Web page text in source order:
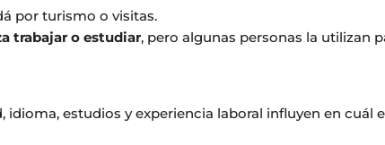
por turismo o visitas.
trabajar o estudiar, pero algunas personas la utilizan
estudios y experiencia laboral influyen en cuál